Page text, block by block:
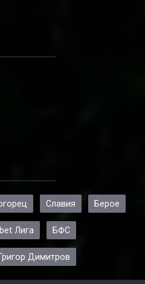
Славия Берое
Лига БФС
Григор Димитров